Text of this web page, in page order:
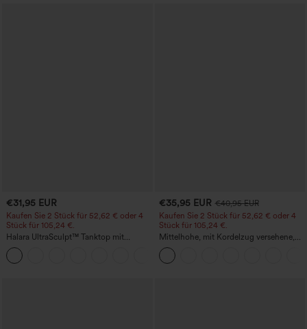
€31,95 EUR
Kaufen Sie 2 Stück für 52,62 € oder 4
Stück für 105,24 €.
Halara UltraSculpt™ Tanktop mit
Rundhalsausschnitt und
geschwungenem Saum
€35,95 EUR €40,95 EUR
Kaufen Sie 2 Stück für 52,62 € oder 4
Stück für 105,24 €.
Mittelhohe, mit Kordelzug versehene,
schnelltrocknende Golfhose mit schmal
zulaufendem Schnitt, abgerundetem
Saum und Taschen – UPF 40+